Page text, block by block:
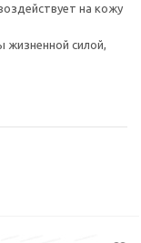
на кожу
жизненной силой,